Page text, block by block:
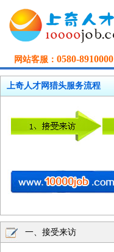
网站客服：0580-8910000
上奇人才网猎头服务流程
一、接受来访